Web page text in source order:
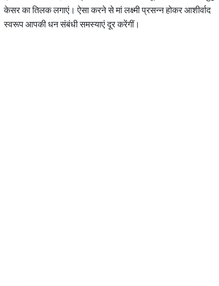
केसर का तिलक लगाएं। ऐसा करने से मां लक्ष्मी प्रसन्न होकर आशीर्वाद
स्वरूप आपकी धन संबंधी समस्याएं दूर करेंगीं।